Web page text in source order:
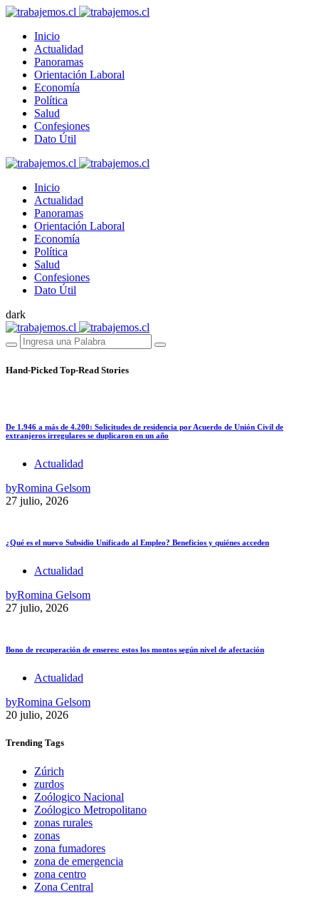
Inicio
Actualidad
Panoramas
Orientación Laboral
Economía
Política
Salud
Confesiones
Dato Útil
Inicio
Actualidad
Panoramas
Orientación Laboral
Economía
Política
Salud
Confesiones
Dato Útil
dark
Hand-Picked Top-Read Stories
De 1.946 a más de 4.200: Solicitudes de residencia por Acuerdo de Unión Civil de
extranjeros irregulares se duplicaron en un año
Actualidad
byRomina Gelsom
27 julio, 2026
¿Qué es el nuevo Subsidio Unificado al Empleo? Beneficios y quiénes acceden
Actualidad
byRomina Gelsom
27 julio, 2026
Bono de recuperación de enseres: estos los montos según nivel de afectación
Actualidad
byRomina Gelsom
20 julio, 2026
Trending Tags
Zúrich
zurdos
Zoólogico Nacional
Zoólogico Metropolitano
zonas rurales
zonas
zona fumadores
zona de emergencia
zona centro
Zona Central